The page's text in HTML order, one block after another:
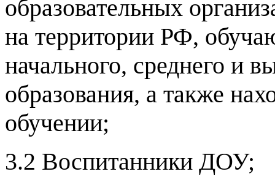
образовательных
на территории РФ,
начального, среднего и
образования, а также
обучении;
3.2 Воспитанники ДОУ;